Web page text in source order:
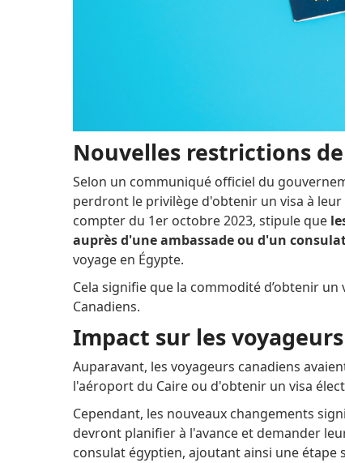
Nouvelles restrictions
Selon un communiqué officiel du
perdront le privilège d'obtenir un visa à leur
compter du 1er octobre 2023, stipule que
auprès d'une ambassade ou d'un
voyage en Égypte.
Cela signifie que la commodité d’obtenir
Canadiens.
Impact sur les
Auparavant, les voyageurs canadiens
l'aéroport du Caire ou d'obtenir un visa
Cependant, les nouveaux changements
devront planifier à l'avance et demander
consulat égyptien, ajoutant ainsi une